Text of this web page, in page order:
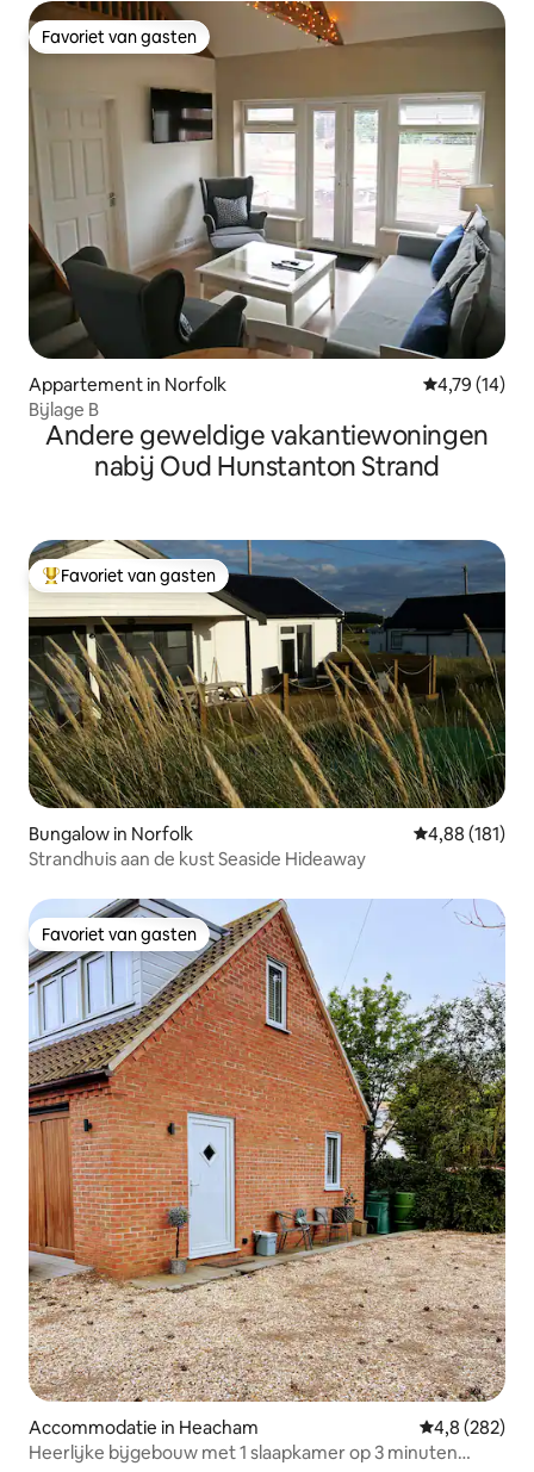
Favoriet van gasten
Favoriet van gasten
Appartement in Norfolk Gemiddelde
4,79 (14)
Bijlage B
Andere geweldige vakantiewoningen
nabij Oud Hunstanton Strand
Topfavoriet van gasten
Favoriet van gasten
Bungalow in Norfolk Gemiddelde
4,88 (181)
Strandhuis aan de kust Seaside Hideaway
Favoriet van gasten
Favoriet van gasten
Accommodatie in Heacham Gemiddelde
4,8 (282)
Heerlijke bijgebouw met 1 slaapkamer op 3 minuten